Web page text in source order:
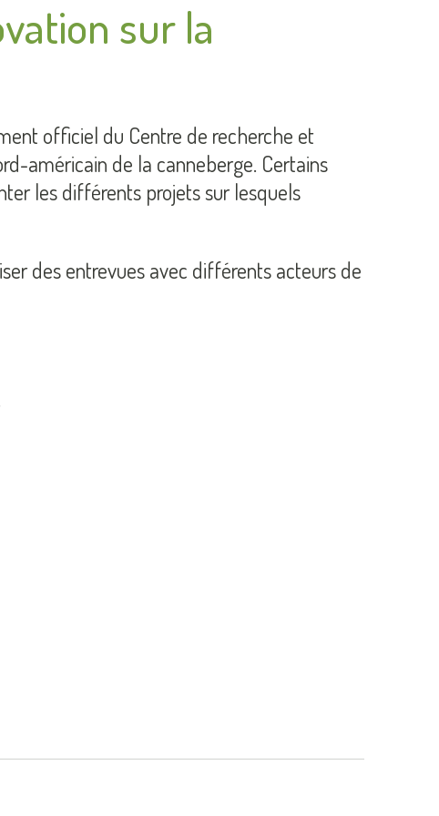
sur la
officiel du Centre de recherche et
américain de la canneberge. Certains
les différents projets sur lesquels
des entrevues avec différents acteurs de